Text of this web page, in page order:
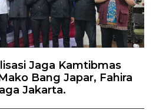
Jaga Kamtibmas
Bang Japar, Fahira
Jakarta.